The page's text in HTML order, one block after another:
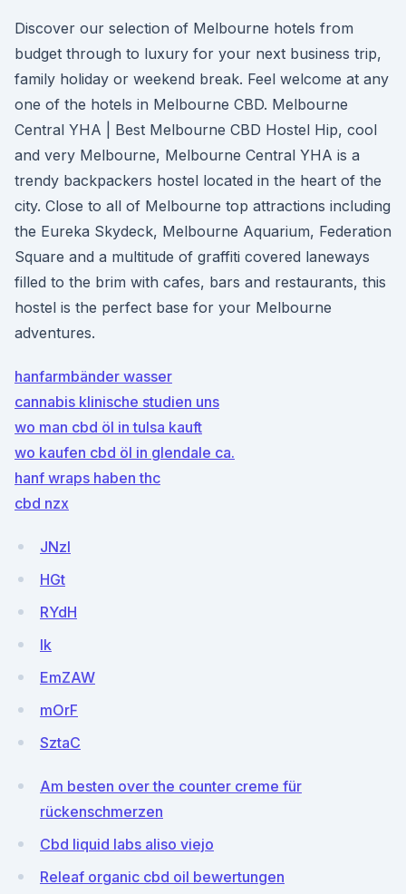
Discover our selection of Melbourne hotels from
budget through to luxury for your next business trip,
family holiday or weekend break. Feel welcome at any
one of the hotels in Melbourne CBD. Melbourne
Central YHA | Best Melbourne CBD Hostel Hip, cool
and very Melbourne, Melbourne Central YHA is a
trendy backpackers hostel located in the heart of the
city. Close to all of Melbourne top attractions including
the Eureka Skydeck, Melbourne Aquarium, Federation
Square and a multitude of graffiti covered laneways
filled to the brim with cafes, bars and restaurants, this
hostel is the perfect base for your Melbourne
adventures.
hanfarmbänder wasser
cannabis klinische studien uns
wo man cbd öl in tulsa kauft
wo kaufen cbd öl in glendale ca.
hanf wraps haben thc
cbd nzx
JNzl
HGt
RYdH
Ik
EmZAW
mOrF
SztaC
Am besten over the counter creme für
rückenschmerzen
Cbd liquid labs aliso viejo
Releaf organic cbd oil bewertungen